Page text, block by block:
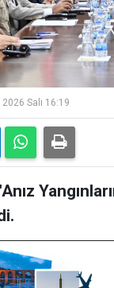
Salı 16:19